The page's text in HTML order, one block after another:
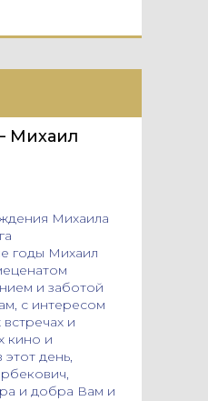
Михаил
Михаила
годы Михаил
и заботой
с интересом
и
кино и
день,
и добра Вам и